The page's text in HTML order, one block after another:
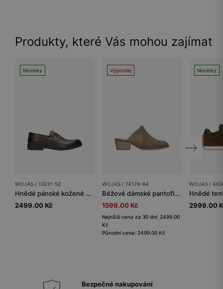
Produkty, které Vás mohou zajímat
Novinky
WOJAS / 10231-52
Hnědé pánské kožené mokasíny
2499.00 Kč
Výprodej
WOJAS / 74178-64
Béžové dámské pantofle na podpatku se zakrytou špičkou
1599.00 Kč
Nejnižší cena za 30 dní: 2499.00
Kč
Původní cena: 2499.00 Kč
Novinky
WOJAS /
Hnědé
2999.00
Bezpečné nakupování